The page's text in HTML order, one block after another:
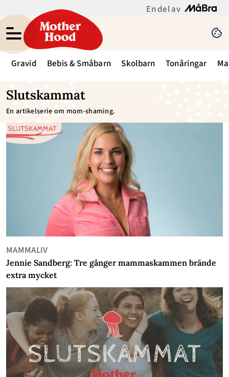
En del av
Gravid Bebis & Småbarn Skolbarn Tonåringar
Slutskammat
En artikelserie om mom-shaming.
MAMMALIV
Jennie Sandberg: Tre gånger mammaskammen brände
extra mycket